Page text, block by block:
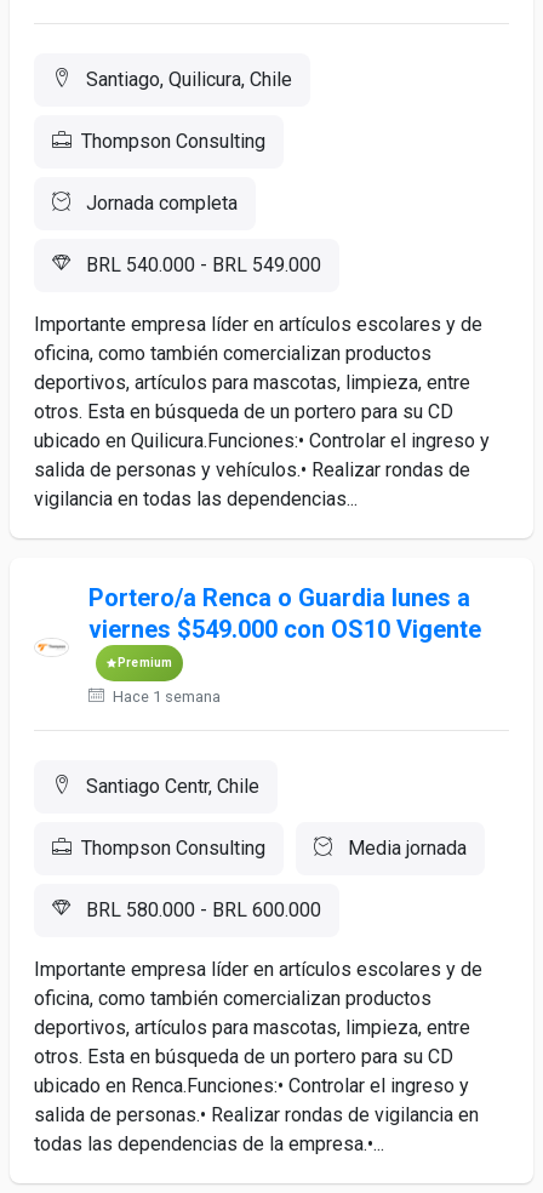
Santiago, Quilicura, Chile
Thompson Consulting
Jornada completa
BRL 540.000 - BRL 549.000
Importante empresa líder en artículos escolares y de
oficina, como también comercializan productos
deportivos, artículos para mascotas, limpieza, entre
otros. Esta en búsqueda de un portero para su CD
ubicado en Quilicura.Funciones:• Controlar el ingreso y
salida de personas y vehículos.• Realizar rondas de
vigilancia en todas las dependencias...
Portero/a Renca o Guardia lunes a
viernes $549.000 con OS10 Vigente
Premium
Hace 1 semana
Santiago Centr, Chile
Thompson Consulting Media jornada
BRL 580.000 - BRL 600.000
Importante empresa líder en artículos escolares y de
oficina, como también comercializan productos
deportivos, artículos para mascotas, limpieza, entre
otros. Esta en búsqueda de un portero para su CD
ubicado en Renca.Funciones:• Controlar el ingreso y
salida de personas.• Realizar rondas de vigilancia en
todas las dependencias de la empresa.•...